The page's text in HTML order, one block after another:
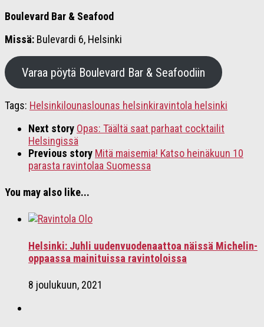
Boulevard Bar & Seafood
Missä: Bulevardi 6, Helsinki
Varaa pöytä Boulevard Bar & Seafoodiin
Tags: Helsinki lounas lounas helsinkiravintola helsinki
Next story Opas: Täältä saat parhaat cocktailit
Helsingissä
Previous story Mitä maisemia! Katso heinäkuun 10
parasta ravintolaa Suomessa
You may also like...
Helsinki: Juhli uudenvuodenaattoa näissä Michelin-
oppaassa mainituissa ravintoloissa
8 joulukuun, 2021